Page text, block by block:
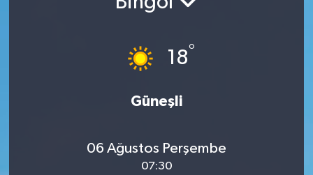
18°
Güneşli
06 Ağustos Perşembe
07:30